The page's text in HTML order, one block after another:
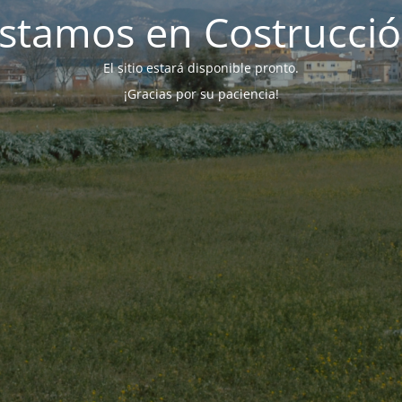
en
El sitio estará disponible pronto.
¡Gracias por su paciencia!